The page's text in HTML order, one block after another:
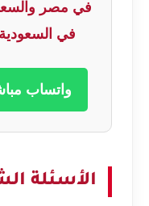
في مصر
في السعودية
واتساب
الأسئلة